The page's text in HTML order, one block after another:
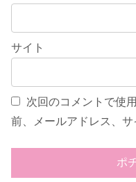
サイト
次回のコメントで使
前、メールアドレス、サ